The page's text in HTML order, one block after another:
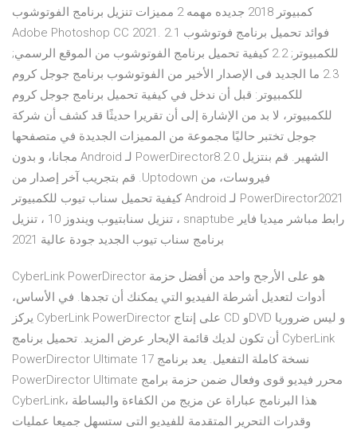
كمبيوتر 2018 جديده مهمه 2 مميزات تنزيل برنامج الفوتوشوب
Adobe Photoshop CC 2021. 2.1 فوائد تحميل برنامج فوتوشوب
للكمبيوتر; 2.2 كيفية تحميل برنامج الفوتوشوب من الموقع الرسمي;
2.3 ما الجديد فى الإصدار الأخير من الفوتوشوب برنامج جوجل كروم
للكمبيوتر: قبل أن ندخل في كيفية تحميل برنامج جوجل كروم
للكمبيوتر، لا بد من الإشارة إلى أن تقريرا حديثًا قد كشف أن شركة
جوجل تختبر حاليًا مجموعة من المميزات الجديدة في متصفحها
الشهير. ‫قم بنتزيل PowerDirector8.2.0 لـ Android مجانا، و بدون
فيروسات، من Uptodown. قم بتجريب آخر إصدار من
PowerDirector2021 لـ Android كيفية تحميل سناب تيوب للكمبيوتر
رابط مباشر ميديا فاير snaptube ، تنزيل سنابتيوب ويندوز 10 ، تنزيل
برنامج سناب تيوب الجديد جودة عالية 2021
CyberLink PowerDirector هو على الأرجح واحد من أفضل حزمة
أدوات لتعديل أشرطة الفيديو التي يمكنك أن تجدها. في الأساس،
يركز CyberLink PowerDirector على إنتاج CD وDVD و ليس ضروريا
أن تكون لديك قائمة الإبحار عرض المزيد. تحميل برنامج CyberLink
PowerDirector Ultimate 17 نسخة كاملة التفعيل. يعد برنامج
PowerDirector Ultimate محرر فيديو قوى وفعال ضمن حزمة برامج
CyberLink، هذا البرنامج عباراة عن مزيج من الكفاءة والبساطة
وقدرات التحرير المتقدمة للفيديو التى ستسهل جميعا عمليات